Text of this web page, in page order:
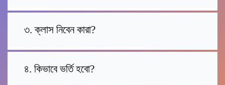
৩. ক্লাস নিবেন কারা?
৪. কিভাবে ভর্তি হবো?